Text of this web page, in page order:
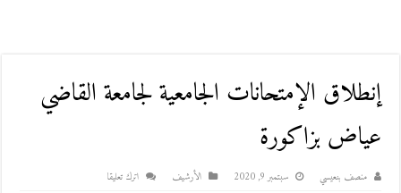
إنطلاق الإمتحانات الجامعية لجامعة القاضي
عياض بزاكورة
منصف بنعيسي سبتمبر 9, 2020 اﻷرشيف اترك تعليقا